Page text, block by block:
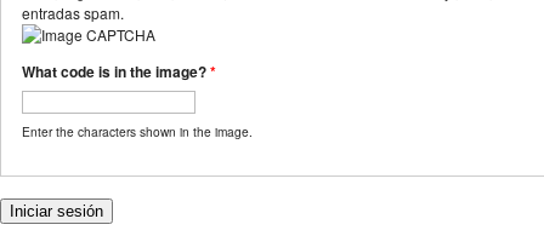
entradas spam.
What code is in the image?*
Enter the characters shown in the image.